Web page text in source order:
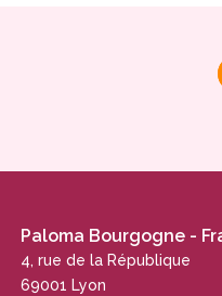
Paloma Bourgogne -
4, rue de la République
69001 Lyon